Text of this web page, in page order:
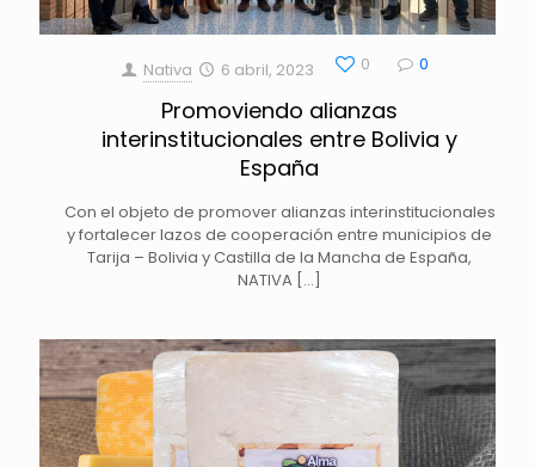
Nativa 6 abril, 2023 0 0
Promoviendo alianzas
interinstitucionales entre Bolivia y
España
Con el objeto de promover alianzas interinstitucionales
y fortalecer lazos de cooperación entre municipios de
Tarija – Bolivia y Castilla de la Mancha de España,
NATIVA […]